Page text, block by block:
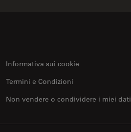
Informativa sui cookie
Non vendere o condividere i miei dati
Termini e Condizioni